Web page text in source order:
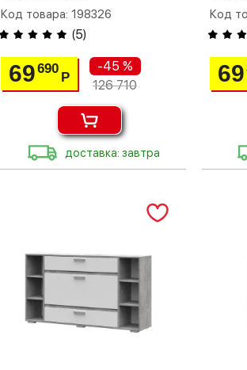
Код товара: 198326
(5)
69690
Р
-45 %
126 710
доставка: завтра
Код
69